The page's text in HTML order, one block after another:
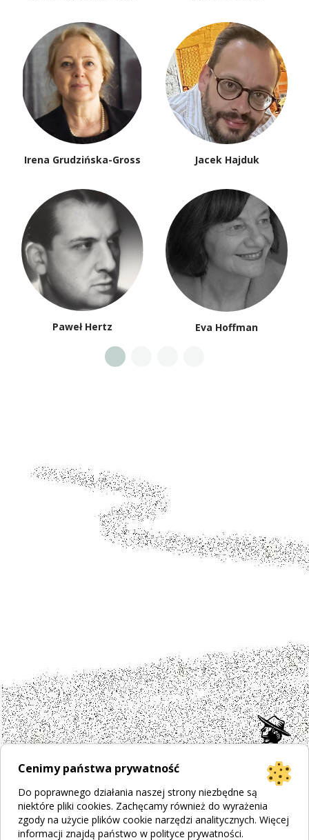
Irena Grudzińska-Gross Jacek Hajduk
Paweł Hertz Eva Hoffman
Cenimy państwa prywatność
Do poprawnego działania naszej strony niezbędne są
niektóre pliki cookies. Zachęcamy również do wyrażenia
zgody na użycie plików cookie narzędzi analitycznych. Więcej
informacji znajdą państwo w polityce prywatności.